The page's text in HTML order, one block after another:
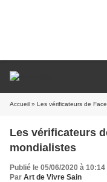
Accueil » Les vérificateurs de
Les vérificateurs
mondialistes
Publié le 05/06/2020 à 10:14
Par Art de Vivre Sain